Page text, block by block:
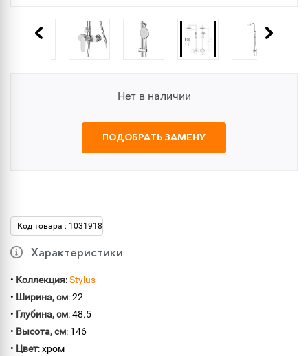
Нет в наличии
ПОДОБРАТЬ ЗАМЕНУ
Код товара : 1031918
Характеристики
• Коллекция:Stylus
• Ширина, см: 22
• Глубина, см: 48.5
• Высота, см: 146
• Цвет: хром